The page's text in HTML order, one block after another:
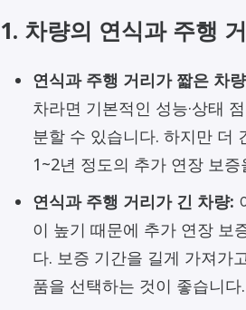
1. 차량의 연식과 주행
연식과 주행 거리가 짧은 차
차라면 기본적인 성능·상태
분할 수 있습니다. 하지만 더
1~2년 정도의 추가 연장 보
연식과 주행 거리가 긴 차량:
이 높기 때문에 추가 연장 보
다. 보증 기간을 길게 가져가
품을 선택하는 것이 좋습니다.